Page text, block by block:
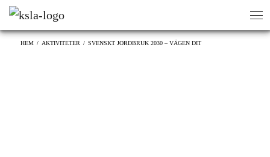
HEM / AKTIVITETER / SVENSKT JORDBRUK 2030 – VÄGEN DIT